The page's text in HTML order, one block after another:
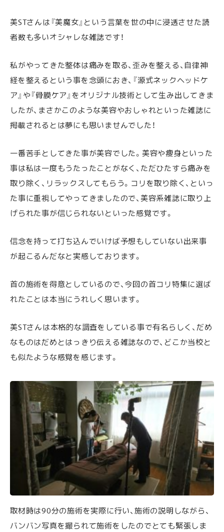
美STさんは『美魔女』という言葉を世の中に浸透させた読
者数も多いオシャレな雑誌です！
私がやってきた整体は痛みを取る、歪みを整える、自律神
経を整えるという事を念頭におき、『源式ネックヘッドケ
ア』や『骨膜ケア』をオリジナル技術として生み出してきま
したが、まさかこのような美容やおしゃれといった雑誌に
掲載されるとは夢にも思いませんでした！
一番苦手としてきた事が美容でした。美容や痩身といった
事は私は一度もうたったことがなく、ただひたすら痛みを
取り除く、リラックスしてもらう。コリを取り除く、といっ
た事に重視してやってきましたので、美容系雑誌に取り上
げられた事が信じられないといった感覚です。
信念を持って打ち込んでいけば予想もしていない出来事
が起こるんだなと実感しております。
首の施術を得意としているので、今回の首コリ特集に選ば
れたことは本当にうれしく思います。
美STさんは本格的な調査をしている事で有名らしく、だめ
なものはだめとはっきり伝える雑誌なので、どこか当校と
も似たような感覚を感じます。
取材時は90分の施術を実際に行い、施術の説明しながら、
バンバン写真を撮られて施術をしたのでとても緊張しま